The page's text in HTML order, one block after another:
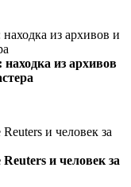
из архивов
и человек за